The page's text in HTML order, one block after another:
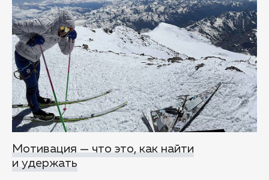
Мотивация — что это, как найти
и удержать